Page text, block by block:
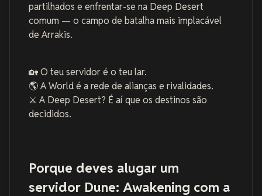
partilhados e enfrentar-se na Deep Desert
comum — o campo de batalha mais implacável
de Arrakis.
🏡 O teu servidor é o teu lar.
🌎 A World é a rede de alianças e rivalidades.
⚔️ A Deep Desert? É aí que os destinos são
decididos.
Porque deves alugar um
servidor Dune: Awakening com a